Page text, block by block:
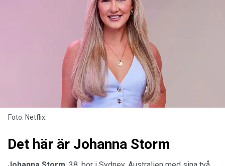
Foto: Netflix.
Det här är Johanna Storm